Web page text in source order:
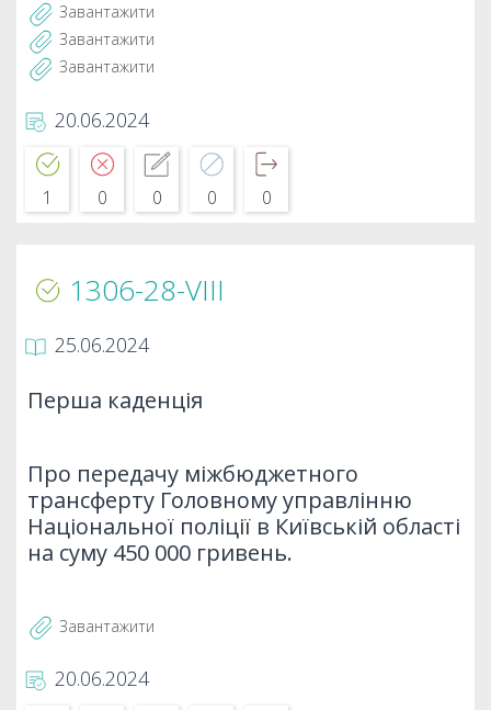
Завантажити
Завантажити
Завантажити
20.06.2024
1 0 0 0 0
1306-28-VIII
25.06.2024
Перша каденція
Про передачу міжбюджетного
трансферту Головному управлінню
Національної поліції в Київській області
на суму 450 000 гривень.
Завантажити
20.06.2024